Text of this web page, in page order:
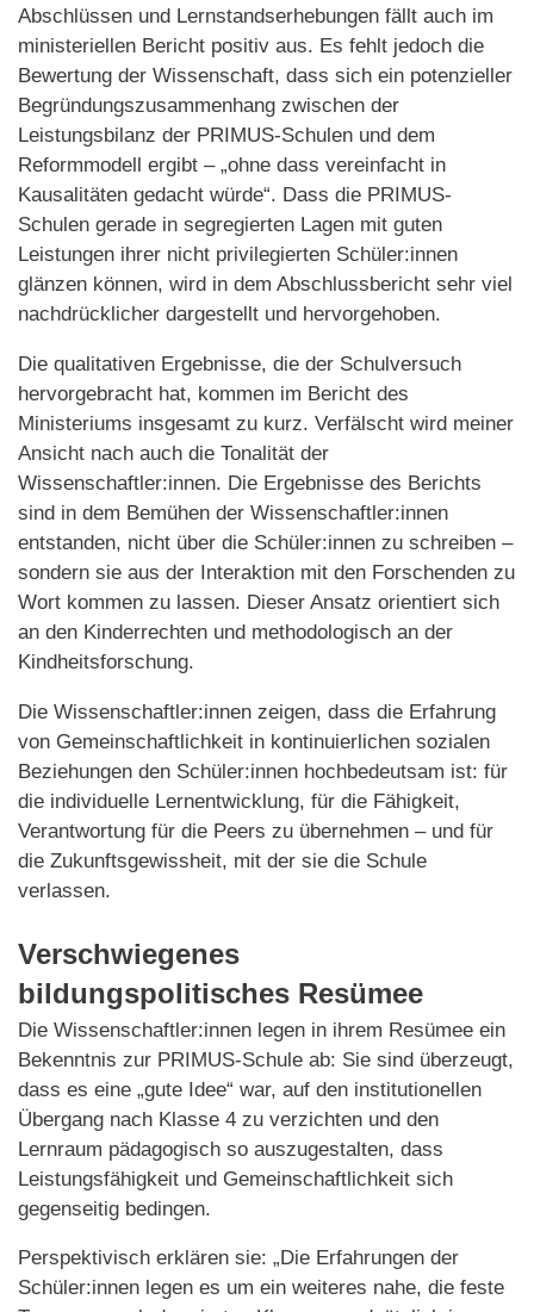
Abschlüssen und Lernstandserhebungen fällt auch im
ministeriellen Bericht positiv aus. Es fehlt jedoch die
Bewertung der Wissenschaft, dass sich ein potenzieller
Begründungszusammenhang zwischen der
Leistungsbilanz der PRIMUS-Schulen und dem
Reformmodell ergibt – „ohne dass vereinfacht in
Kausalitäten gedacht würde“. Dass die PRIMUS-
Schulen gerade in segregierten Lagen mit guten
Leistungen ihrer nicht privilegierten Schüler:innen
glänzen können, wird in dem Abschlussbericht sehr viel
nachdrücklicher dargestellt und hervorgehoben.
Die qualitativen Ergebnisse, die der Schulversuch
hervorgebracht hat, kommen im Bericht des
Ministeriums insgesamt zu kurz. Verfälscht wird meiner
Ansicht nach auch die Tonalität der
Wissenschaftler:innen. Die Ergebnisse des Berichts
sind in dem Bemühen der Wissenschaftler:innen
entstanden, nicht über die Schüler:innen zu schreiben –
sondern sie aus der Interaktion mit den Forschenden zu
Wort kommen zu lassen. Dieser Ansatz orientiert sich
an den Kinderrechten und methodologisch an der
Kindheitsforschung.
Die Wissenschaftler:innen zeigen, dass die Erfahrung
von Gemeinschaftlichkeit in kontinuierlichen sozialen
Beziehungen den Schüler:innen hochbedeutsam ist: für
die individuelle Lernentwicklung, für die Fähigkeit,
Verantwortung für die Peers zu übernehmen – und für
die Zukunftsgewissheit, mit der sie die Schule
verlassen.
Verschwiegenes
bildungspolitisches Resümee
Die Wissenschaftler:innen legen in ihrem Resümee ein
Bekenntnis zur PRIMUS-Schule ab: Sie sind überzeugt,
dass es eine „gute Idee“ war, auf den institutionellen
Übergang nach Klasse 4 zu verzichten und den
Lernraum pädagogisch so auszugestalten, dass
Leistungsfähigkeit und Gemeinschaftlichkeit sich
gegenseitig bedingen.
Perspektivisch erklären sie: „Die Erfahrungen der
Schüler:innen legen es um ein weiteres nahe, die feste